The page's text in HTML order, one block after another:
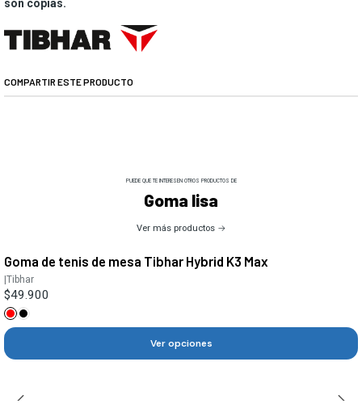
son copias.
COMPARTIR ESTE PRODUCTO
PUEDE QUE TE INTERESEN OTROS PRODUCTOS DE
Goma lisa
Ver más productos
Goma de tenis de mesa Tibhar Hybrid K3 Max
|Tibhar
$49.900
Ver opciones